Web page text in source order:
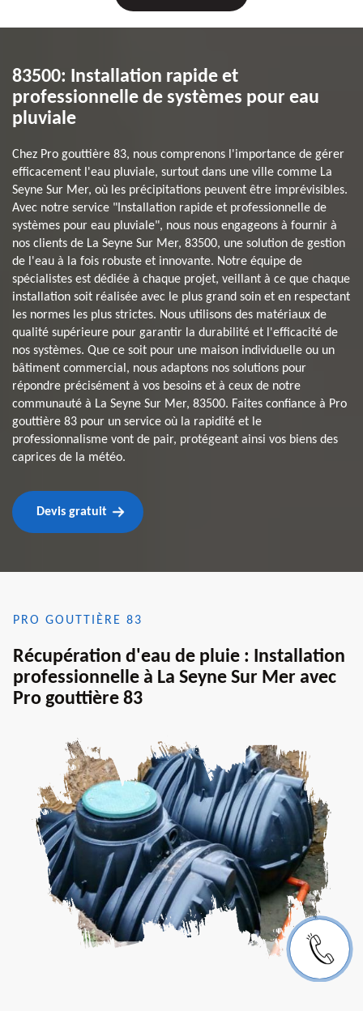
83500: Installation rapide et
professionnelle de systèmes pour eau
pluviale
Chez Pro gouttière 83, nous comprenons l'importance de gérer
efficacement l'eau pluviale, surtout dans une ville comme La
Seyne Sur Mer, où les précipitations peuvent être imprévisibles.
Avec notre service "Installation rapide et professionnelle de
systèmes pour eau pluviale", nous nous engageons à fournir à
nos clients de La Seyne Sur Mer, 83500, une solution de gestion
de l'eau à la fois robuste et innovante. Notre équipe de
spécialistes est dédiée à chaque projet, veillant à ce que chaque
installation soit réalisée avec le plus grand soin et en respectant
les normes les plus strictes. Nous utilisons des matériaux de
qualité supérieure pour garantir la durabilité et l'efficacité de
nos systèmes. Que ce soit pour une maison individuelle ou un
bâtiment commercial, nous adaptons nos solutions pour
répondre précisément à vos besoins et à ceux de notre
communauté à La Seyne Sur Mer, 83500. Faites confiance à Pro
gouttière 83 pour un service où la rapidité et le
professionnalisme vont de pair, protégeant ainsi vos biens des
caprices de la météo.
Devis gratuit
PRO GOUTTIÈRE 83
Récupération d'eau de pluie : Installation
professionnelle à La Seyne Sur Mer avec
Pro gouttière 83